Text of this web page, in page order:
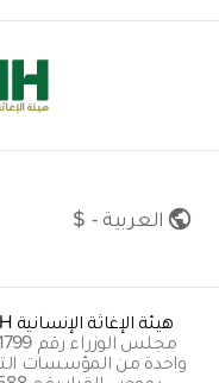
العربية - $
هيئة الإغاثة الإنسانية İHH
واحدة من المؤسسات